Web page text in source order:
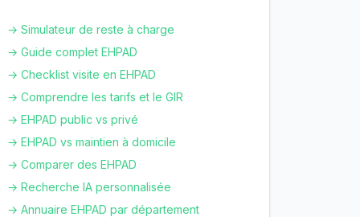
→ Simulateur de reste à charge
→ Guide complet EHPAD
→ Checklist visite en EHPAD
→ Comprendre les tarifs et le GIR
→ EHPAD public vs privé
→ EHPAD vs maintien à domicile
→ Comparer des EHPAD
→ Recherche IA personnalisée
→ Annuaire EHPAD par département